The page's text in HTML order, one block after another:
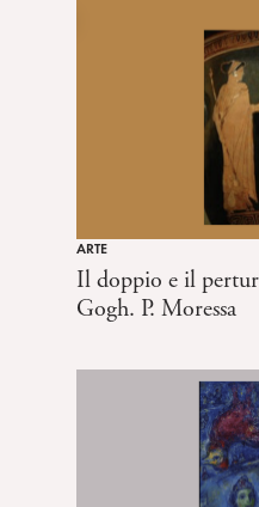
ARTE
Il doppio e il
Gogh. P. Moressa